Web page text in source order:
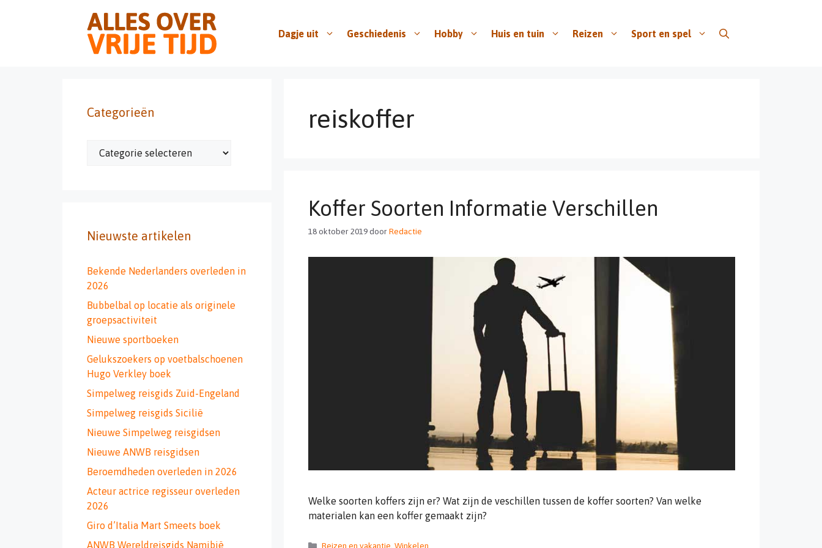
Dagje uit Geschiedenis Hobby Huis en tuin Reizen Sport en spel
reiskoffer
Koffer Soorten Informatie Verschillen
18 oktober 2019doorRedactie
Welke soorten koffers zijn er? Wat zijn de veschillen tussen de koffer soorten? Van welke
materialen kan een koffer gemaakt zijn?
Categorieën
Reizen en vakantie Winkelen
Categorieën
Categorieën
Nieuwste artikelen
Bekende Nederlanders overleden in
2026
Bubbelbal op locatie als originele
groepsactiviteit
Nieuwe sportboeken
Gelukszoekers op voetbalschoenen
Hugo Verkley boek
Simpelweg reisgids Zuid-Engeland
Simpelweg reisgids Sicilië
Nieuwe Simpelweg reisgidsen
Nieuwe ANWB reisgidsen
Beroemdheden overleden in 2026
Acteur actrice regisseur overleden
2026
Giro d’Italia Mart Smeets boek
ANWB Wereldreisgids Namibië